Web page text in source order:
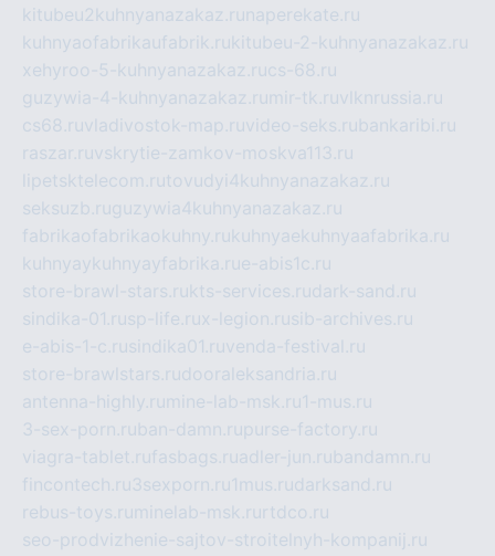
kitubeu2kuhnyanazakaz.ru naperekate.ru
kuhnyaofabrikaufabrik.rukitubeu-2-kuhnyanazakaz.ru
xehyroo-5-kuhnyanazakaz.rucs-68.ru
guzywia-4-kuhnyanazakaz.ru mir-tk.ruvlknrussia.ru
cs68.ruvladivostok-map.ruvideo-seks.rubankaribi.ru
raszar.ruvskrytie-zamkov-moskva113.ru
lipetsktelecom.rutovudyi4kuhnyanazakaz.ru
seksuzb.ruguzywia4kuhnyanazakaz.ru
fabrikaofabrikaokuhny.rukuhnyaekuhnyaafabrika.ru
kuhnyaykuhnyayfabrika.rue-abis1c.ru
store-brawl-stars.rukts-services.rudark-sand.ru
sindika-01.rusp-life.rux-legion.rusib-archives.ru
e-abis-1-c.rusindika01.ruvenda-festival.ru
store-brawlstars.rudooraleksandria.ru
antenna-highly.ru mine-lab-msk.ru1-mus.ru
3-sex-porn.ruban-damn.rupurse-factory.ru
viagra-tablet.rufasbags.ruadler-jun.rubandamn.ru
fincontech.ru3sexporn.ru1mus.rudarksand.ru
rebus-toys.ru minelab-msk.ru rtdco.ru
seo-prodvizhenie-sajtov-stroitelnyh-kompanij.ru